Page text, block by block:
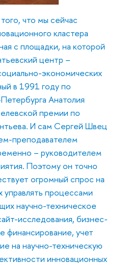
что мы сейчас
кластера
с площадки, на которой
центр –
экономических
в 1991 году по
Анатолия
премии по
И сам Сергей Швец
преподавателем
– руководителем
Поэтому он точно
огромный спрос на
процессами
научно-техническое
исследования, бизнес-
финансирование, учет
на научно-техническую
инновационных